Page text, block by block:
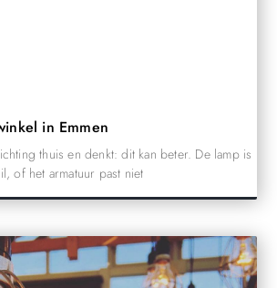
in Emmen
thuis en denkt: dit kan beter. De lamp is
of het armatuur past niet